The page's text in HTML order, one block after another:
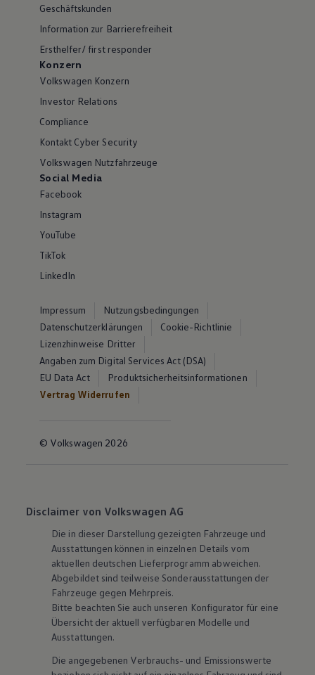
Geschäftskunden
Information zur Barrierefreiheit
Ersthelfer/ first responder
Konzern
Volkswagen Konzern
Investor Relations
Compliance
Kontakt Cyber Security
Volkswagen Nutzfahrzeuge
Social Media
Facebook
Instagram
YouTube
TikTok
LinkedIn
Impressum
Nutzungsbedingungen
Datenschutzerklärungen
Cookie-Richtlinie
Lizenzhinweise Dritter
Angaben zum Digital Services Act (DSA)
EU Data Act
Produktsicherheitsinformationen
Vertrag Widerrufen
© Volkswagen 2026
Disclaimer von Volkswagen AG
Die in dieser Darstellung gezeigten Fahrzeuge und
Ausstattungen können in einzelnen Details vom
aktuellen deutschen Lieferprogramm abweichen.
Abgebildet sind teilweise Sonderausstattungen der
Fahrzeuge gegen Mehrpreis.
Bitte beachten Sie auch unseren Konfigurator für eine
Übersicht der aktuell verfügbaren Modelle und
Ausstattungen.
Die angegebenen Verbrauchs- und Emissionswerte